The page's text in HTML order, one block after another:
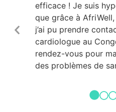
efficace ! Je suis
que grâce à AfriWell,
j’ai pu prendre
cardiologue au
rendez-vous pour
des problèmes de